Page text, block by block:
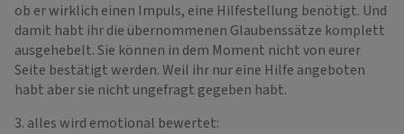
ob er wirklich einen Impuls, eine Hilfestellung benötigt. Und
damit habt ihr die übernommenen Glaubenssätze komplett
ausgehebelt. Sie können in dem Moment nicht von eurer
Seite bestätigt werden. Weil ihr nur eine Hilfe angeboten
habt aber sie nicht ungefragt gegeben habt.
3. alles wird emotional bewertet: